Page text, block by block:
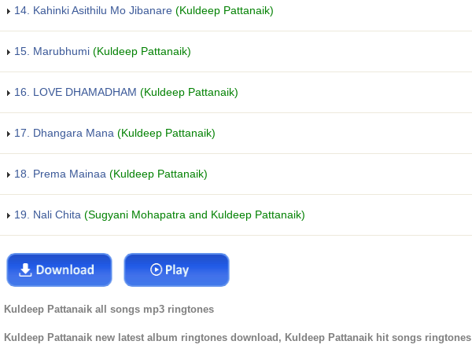
14. Kahinki Asithilu Mo Jibanare (Kuldeep Pattanaik)
15. Marubhumi (Kuldeep Pattanaik)
16. LOVE DHAMADHAM (Kuldeep Pattanaik)
17. Dhangara Mana (Kuldeep Pattanaik)
18. Prema Mainaa (Kuldeep Pattanaik)
19. Nali Chita (Sugyani Mohapatra and Kuldeep Pattanaik)
Kuldeep Pattanaik all songs mp3 ringtones
Kuldeep Pattanaik new latest album ringtones download, Kuldeep Pattanaik hit songs ringtones